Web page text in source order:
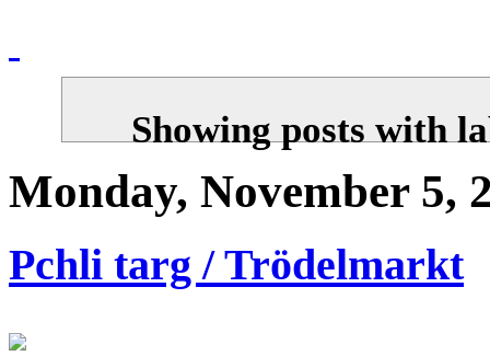
Showing posts with
Monday, November 5,
Pchli targ / Trödelmarkt